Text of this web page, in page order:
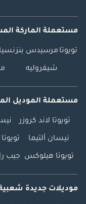
مستعملة الماركة
تويوتا مرسيدس بنز
شيفروليه
مستعملة الموديل
تويوتا لاند كروزر
نيسان ألتيما
تويوتا هيلوكس جيب
موديلات جديدة